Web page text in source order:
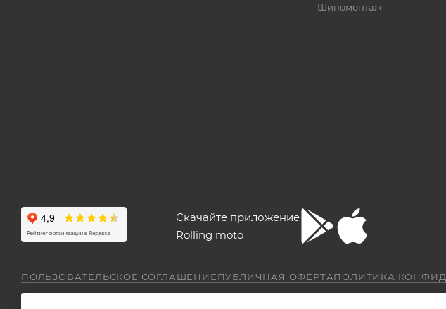
Шиномонтаж
Скачайте приложение
Rolling moto
ПОЛЬЗОВАТЕЛЬСКОЕ СОГЛАШЕНИЕПУБЛИЧНАЯ ОФЕРТАПОЛИТИКА